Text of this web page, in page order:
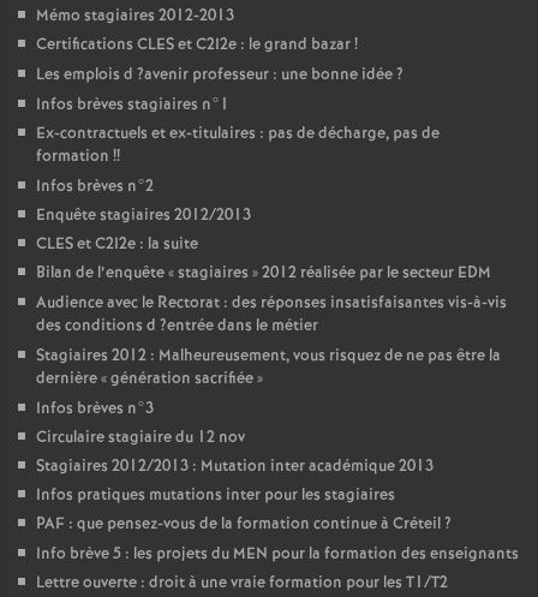
Mémo stagiaires 2012-2013
Certifications CLESet C2I2e : le grand bazar!
Les emplois d ?avenir professeur : une bonne idée?
Infos brèves stagiaires n°1
Ex-contractuels et ex-titulaires : pas de décharge, pas de
formation !!
Infos brèves n°2
Enquête stagiaires 2012/2013
CLESet C2I2e : la suite
Bilan de l’enquête «stagiaires » 2012 réalisée par le secteur EDM
Audience avec le Rectorat : des réponses insatisfaisantes vis-à-vis
des conditions d ?entrée dans le métier
Stagiaires 2012 : Malheureusement, vous risquez de ne pas être la
dernière «génération sacrifiée»
Infos brèves n°3
Circulaire stagiaire du 12 nov
Stagiaires 2012/2013 : Mutation inter académique 2013
Infos pratiques mutations inter pour les stagiaires
PAF : que pensez-vous de la formation continue à Créteil?
Info brève 5 : les projets du MEN pour la formation des enseignants
Lettre ouverte : droit à une vraie formation pour les T1/T2